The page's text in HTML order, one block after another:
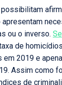
ou o inverso.
de
2019 e
Assim como
de